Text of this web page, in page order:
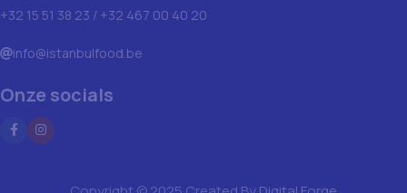
+32 15 51 38 23 / +32 467 00 40 20
info@istanbulfood.be
Onze socials